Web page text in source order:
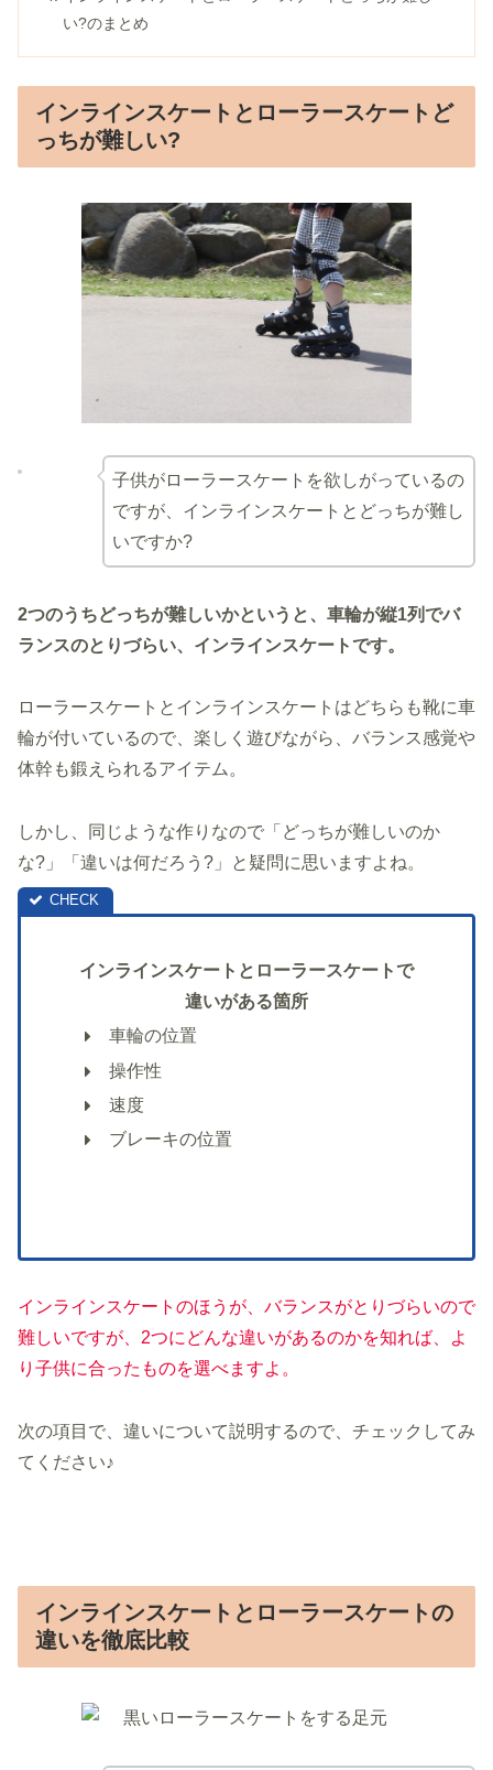
い?のまとめ
インラインスケートとローラースケートど
っちが難しい?
子供がローラースケートを欲しがっているの
ですが、インラインスケートとどっちが難し
いですか?
2つのうちどっちが難しいかというと、車輪が縦1列でバ
ランスのとりづらい、インラインスケートです。
ローラースケートとインラインスケートはどちらも靴に車
輪が付いているので、楽しく遊びながら、バランス感覚や
体幹も鍛えられるアイテム。
しかし、同じような作りなので「どっちが難しいのか
な?」「違いは何だろう?」と疑問に思いますよね。
インラインスケートとローラースケートで
違いがある箇所
車輪の位置
操作性
速度
ブレーキの位置
インラインスケートのほうが、バランスがとりづらいので
難しいですが、2つにどんな違いがあるのかを知れば、よ
り子供に合ったものを選べますよ。
次の項目で、違いについて説明するので、チェックしてみ
てください♪
インラインスケートとローラースケートの
違いを徹底比較